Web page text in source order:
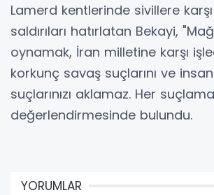
Lamerd kentlerinde sivillere
saldırıları hatırlatan Bekayi,
oynamak, İran milletine karşı
korkunç savaş suçlarını ve
suçlarınızı aklamaz. Her
değerlendirmesinde bulundu.
YORUMLAR